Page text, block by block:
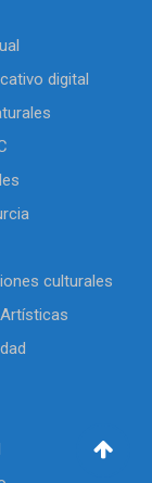
digital
culturales